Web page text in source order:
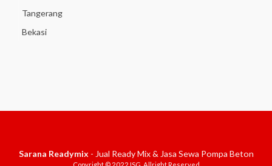
Tangerang
Bekasi
Sarana Readymix - Jual Ready Mix & Jasa Sewa Pompa Beton
Copyright © 2022 ISG. Allright Reserved